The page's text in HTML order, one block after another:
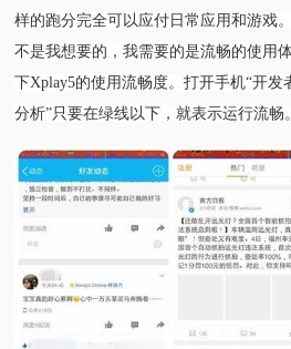
样的跑分完全可以应付日常应用和游戏
不是我想要的，我需要的是流畅的使用
下Xplay5的使用流畅度。打开手机“开发
分析”只要在绿线以下，就表示运行流畅。